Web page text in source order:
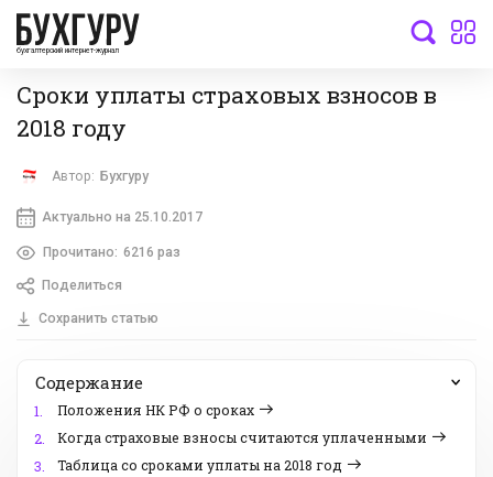
бухгалтерский интернет-журнал
Сроки уплаты страховых взносов в
2018 году
Автор: Бухгуру
Актуально на 25.10.2017
Прочитано: 6216 раз
Поделиться
Сохранить статью
Содержание
1.
Положения НК РФ о сроках
2.
Когда страховые взносы считаются уплаченными
3.
Таблица со сроками уплаты на 2018 год